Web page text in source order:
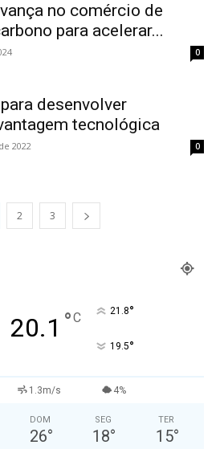
no comércio de
para acelerar...
0
desenvolver
tecnológica
2022 0
2 3
20.1 °C 21.8°
19.5°
1.3m/s 4%
DOM
26°
SEG
18°
TER
15°